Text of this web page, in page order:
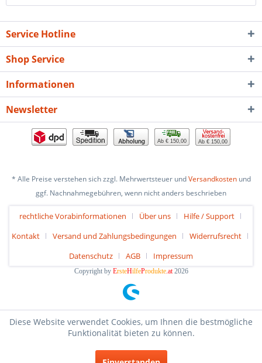
Service Hotline
Shop Service
Informationen
Newsletter
Ab € 150,00 Ab € 150,00
* Alle Preise verstehen sich zzgl. Mehrwertsteuer undVersandkostenund
ggf. Nachnahmegebühren, wenn nicht anders beschrieben
rechtliche Vorabinformationen Über uns
Hilfe / Support
Kontakt
Versand und Zahlungsbedingungen
Widerrufsrecht
Datenschutz
AGB Impressum
Copyright by ErsteHilfeProdukte.at2026
Diese Website verwendet Cookies, um Ihnen die bestmögliche
Funktionalität bieten zu können.